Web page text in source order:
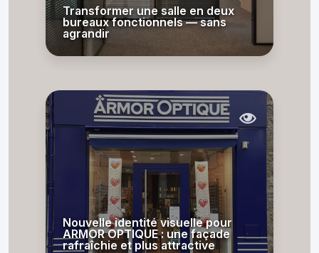
Transformer une salle en deux
bureaux fonctionnels — sans
agrandir
Nouvelle identité visuelle pour
ARMOR OPTIQUE : une façade
rafraîchie et plus attractive